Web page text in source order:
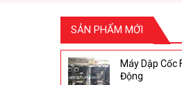
SẢN PHẨM MỚI
Máy Dập Cốc
Động